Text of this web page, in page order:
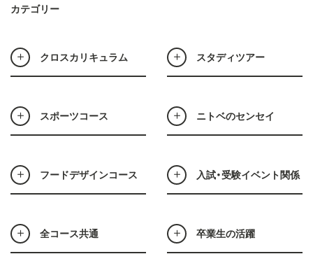
カテゴリー
クロスカリキュラム スタディツアー
スポーツコース ニトベのセンセイ
フードデザインコース 入試・受験イベント関係
全コース共通 卒業生の活躍